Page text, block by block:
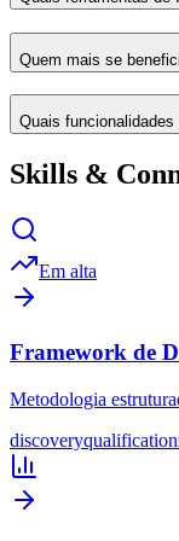
Quem mais se
Quais
Skills &
Em alta
Framework de
Metodologia
discoveryqualification